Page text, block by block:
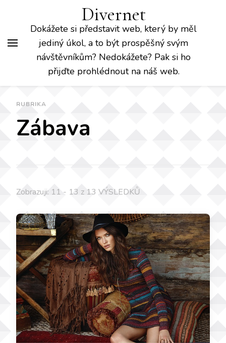
Divernet
Dokážete si představit web, který by měl
jediný úkol, a to být prospěšný svým
návštěvníkům? Nedokážete? Pak si ho
přijďte prohlédnout na náš web.
RUBRIKA
Zábava
Zobrazuji: 11 - 13 z 13 VÝSLEDKŮ